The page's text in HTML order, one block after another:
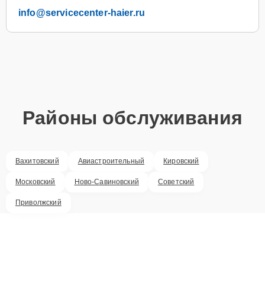
info@servicecenter-haier.ru
Районы обслуживания
Вахитовский Авиастроительный Кировский
Московский Ново-Савиновский Советский
Приволжский